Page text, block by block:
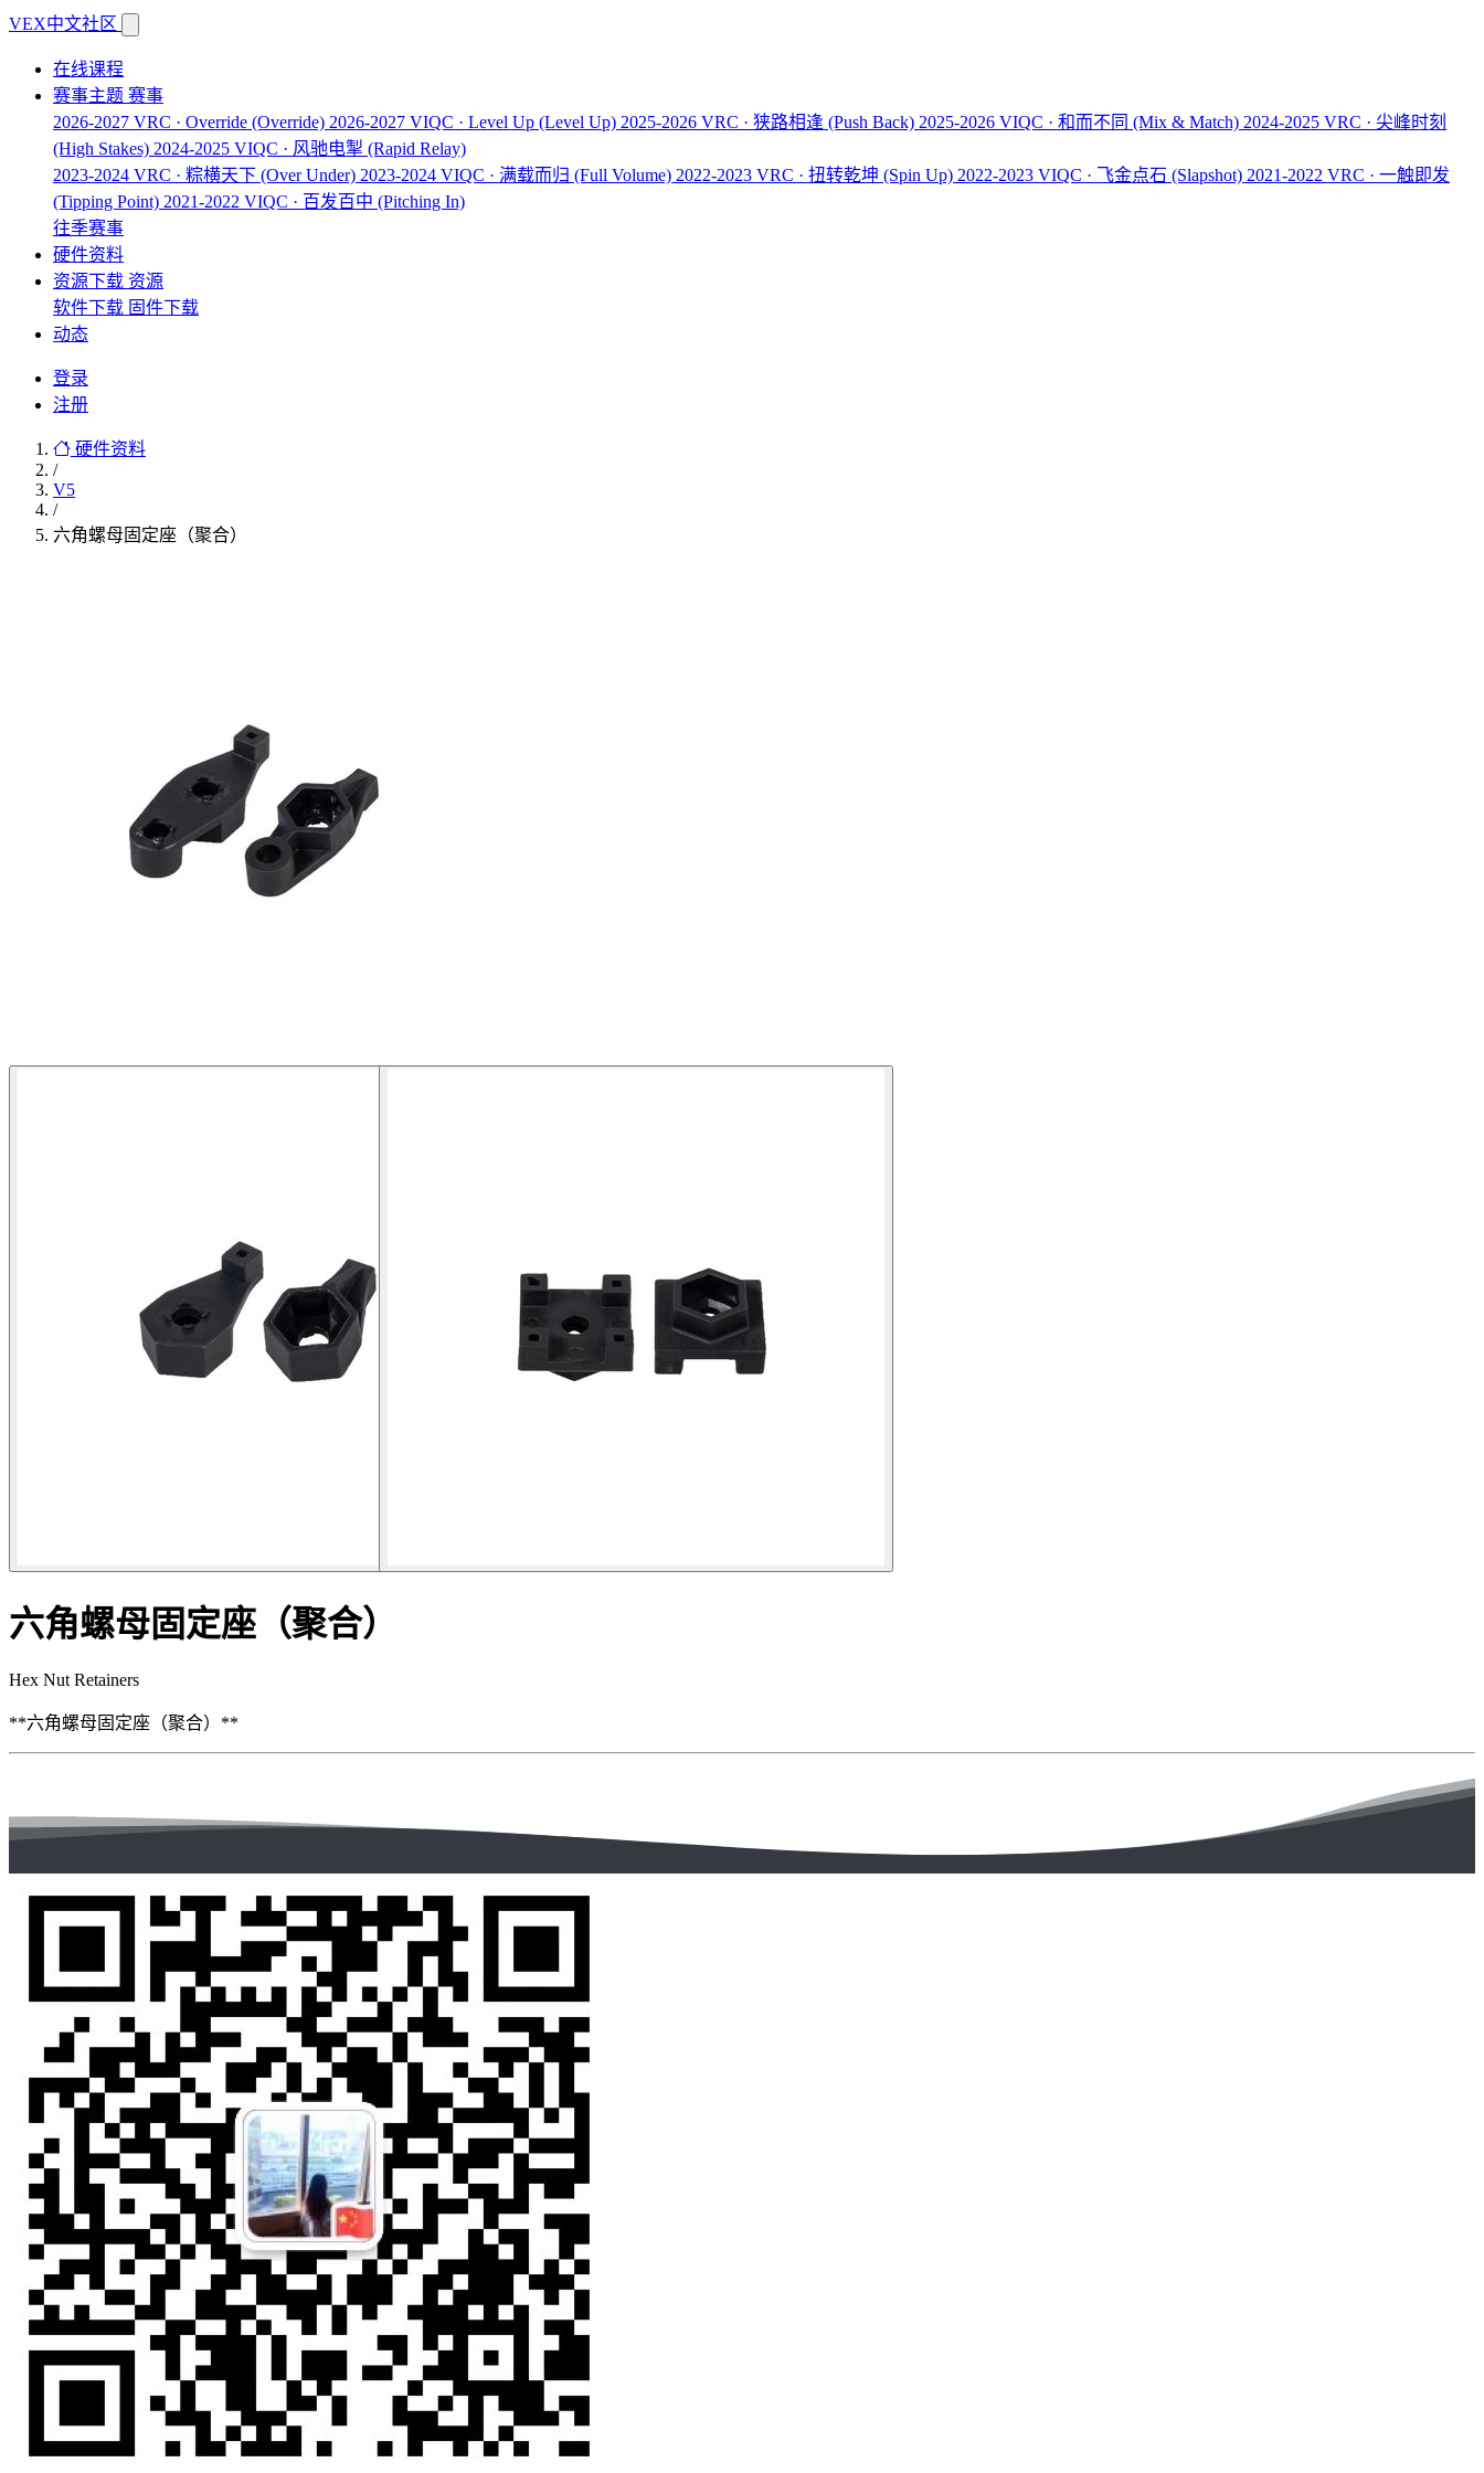
VEX中文社区
在线课程
赛事主题 赛事
2026-2027 VRC · Override (Override) 2026-2027 VIQC · Level Up (Level Up) 2025-2026 VRC · 狭路相逢 (Push Back) 2025-2026 VIQC · 和而不同 (Mix & Match) 2024-2025 VRC · 尖峰时刻
(High Stakes) 2024-2025 VIQC · 风驰电掣 (Rapid Relay)
2023-2024 VRC · 粽横天下 (Over Under) 2023-2024 VIQC · 满载而归 (Full Volume) 2022-2023 VRC · 扭转乾坤 (Spin Up) 2022-2023 VIQC · 飞金点石 (Slapshot) 2021-2022 VRC · 一触即发
(Tipping Point) 2021-2022 VIQC · 百发百中 (Pitching In)
往季赛事
硬件资料
资源下载 资源
软件下载 固件下载
动态
登录
注册
硬件资料
/
V5
/
六角螺母固定座（聚合）
六角螺母固定座（聚合）
Hex Nut Retainers
**六角螺母固定座（聚合）**